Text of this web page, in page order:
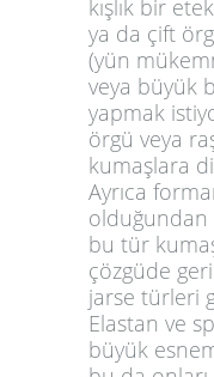
kışlık bir
ya da çift
(yün
veya büyük
yapmak
örgü veya
kumaşlara
Ayrıca
olduğundan
bu tür
çözgüde
jarse türleri
Elastan ve
büyük